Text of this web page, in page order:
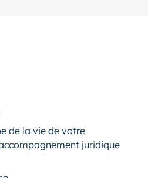
de la vie de votre
juridique